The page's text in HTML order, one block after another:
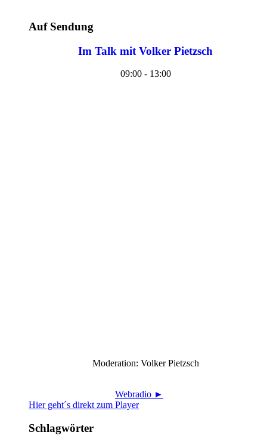
Auf Sendung
Im Talk mit Volker Pietzsch
09:00 - 13:00
Moderation: Volker Pietzsch
Webradio ►
Hier geht´s direkt zum Player
Schlagwörter